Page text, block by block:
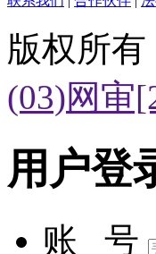
联系我们 | 合作伙伴 |
版权所
(03)网审
用户登